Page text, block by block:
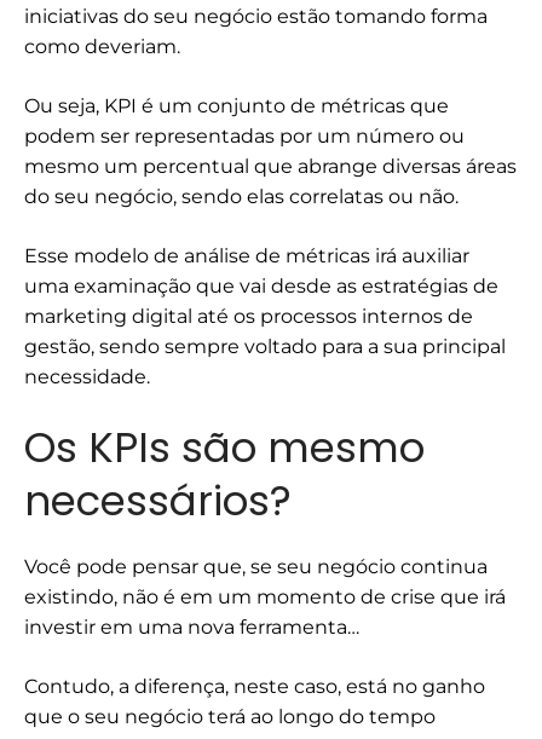
iniciativas do seu negócio estão tomando forma
como deveriam.
Ou seja, KPI é um conjunto de métricas que
podem ser representadas por um número ou
mesmo um percentual que abrange diversas áreas
do seu negócio, sendo elas correlatas ou não.
Esse modelo de análise de métricas irá auxiliar
uma examinação que vai desde as estratégias de
marketing digital até os processos internos de
gestão, sendo sempre voltado para a sua principal
necessidade.
Os KPIs são mesmo
necessários?
Você pode pensar que, se seu negócio continua
existindo, não é em um momento de crise que irá
investir em uma nova ferramenta…
Contudo, a diferença, neste caso, está no ganho
que o seu negócio terá ao longo do tempo